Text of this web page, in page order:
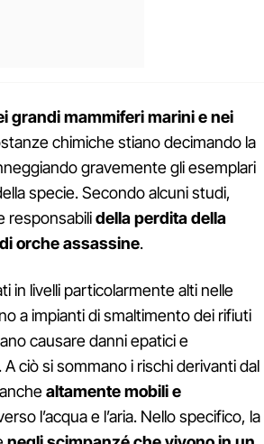
grandi mammiferi marini e nei
chimiche stiano decimando la
gravemente gli esemplari
specie. Secondo alcuni studi,
responsabilidella perdita della
orche assassine.
in livelli particolarmente alti nelle
a impianti di smaltimento dei rifiuti
causare danni epatici e
ciò si sommano i rischi derivanti dal
altamente mobili e
l’acqua e l’aria. Nello specifico, la